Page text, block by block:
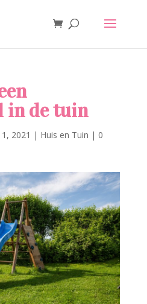
in de tuin
2021 | Huis en Tuin | 0